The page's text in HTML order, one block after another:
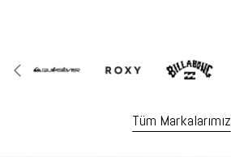
Tüm Markalarımız